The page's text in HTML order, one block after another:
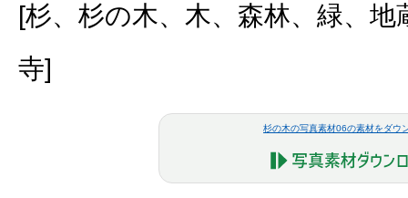
[杉、杉の木、木、森林、緑、
寺]
杉の木の写真素材06の素材をダウ